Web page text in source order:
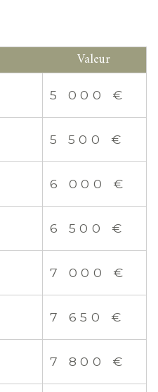
Valeur
5 000 €
5 500 €
6 000 €
6 500 €
7 000 €
7 650 €
7 800 €